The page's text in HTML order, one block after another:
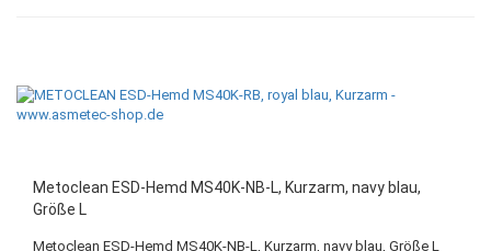
Metoclean ESD-Hemd MS40K-NB-L, Kurzarm, navy blau,
Größe L
Metoclean ESD-Hemd MS40K-NB-L, Kurzarm, navy blau, Größe L